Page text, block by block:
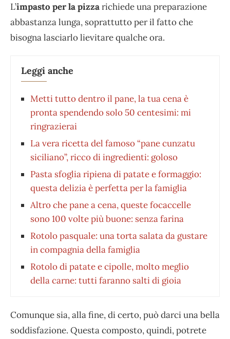
L’impasto per la pizzarichiede una preparazione
abbastanza lunga, soprattutto per il fatto che
bisogna lasciarlo lievitare qualche ora.
Leggi anche
Metti tutto dentro il pane, la tua cena è
pronta spendendo solo 50 centesimi: mi
ringrazierai
La vera ricetta del famoso “pane cunzatu
siciliano”, ricco di ingredienti: goloso
Pasta sfoglia ripiena di patate e formaggio:
questa delizia è perfetta per la famiglia
Altro che pane a cena, queste focaccelle
sono 100 volte più buone: senza farina
Rotolo pasquale: una torta salata da gustare
in compagnia della famiglia
Rotolo di patate e cipolle, molto meglio
della carne: tutti faranno salti di gioia
Comunque sia, alla fine, di certo, può darci una bella
soddisfazione. Questa composto, quindi, potrete